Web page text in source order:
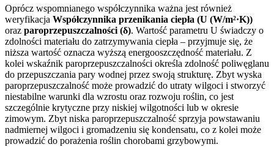
Oprócz wspomnianego współczynnika ważna jest również
weryfikacja Współczynnika przenikania ciepła (U (W/m²·K))
oraz paroprzepuszczalności (δ). Wartość parametru U świadczy o
zdolności materiału do zatrzymywania ciepła – przyjmuje się, że
niższa wartość oznacza wyższą energooszczędność materiału. Z
kolei wskaźnik paroprzepuszczalności określa zdolność poliwęglanu
do przepuszczania pary wodnej przez swoją strukturę. Zbyt wyska
paroprzepuszczalność może prowadzić do utraty wilgoci i stworzyć
niestabilne warunki dla wzrostu oraz rozwoju roślin, co jest
szczególnie krytyczne przy niskiej wilgotności lub w okresie
zimowym. Zbyt niska paroprzepuszczalność sprzyja powstawaniu
nadmiernej wilgoci i gromadzeniu się kondensatu, co z kolei może
prowadzić do porażenia roślin chorobami grzybowymi.